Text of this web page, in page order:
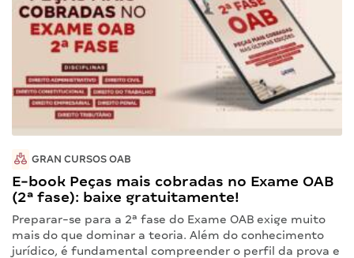
GRAN CURSOS OAB
E-book Peças mais cobradas no Exame OAB
(2ª fase): baixe gratuitamente!
Preparar-se para a 2ª fase do Exame OAB exige muito
mais do que dominar a teoria. Além do conhecimento
jurídico, é fundamental compreender o perfil da prova e